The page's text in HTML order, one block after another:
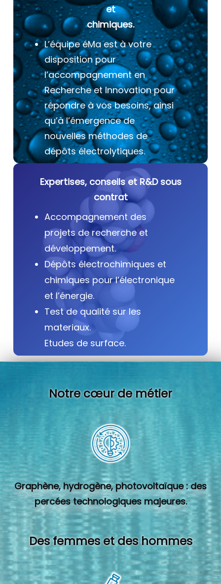
et
chimiques.
L’équipe éMa est à votre
disposition pour
l’accompagnement en
Recherche et Innovation pour
répondre à vos besoins, ainsi
qu’à l’émergence de
nouvelles méthodes de
dépôts électrolytiques.
Expertises, conseils et R&D sous
contrat
Accompagnement des
projets de recherche et
développement.
Dépôts électrochimiques et
chimiques pour l’électronique
et l’énergie.
Test de qualité sur les
materiaux.
Etudes de surface.
Notre cœur de métier
Graphène, hydrogène, photovoltaïque : des
percées technologiques majeures.
Des femmes et des hommes